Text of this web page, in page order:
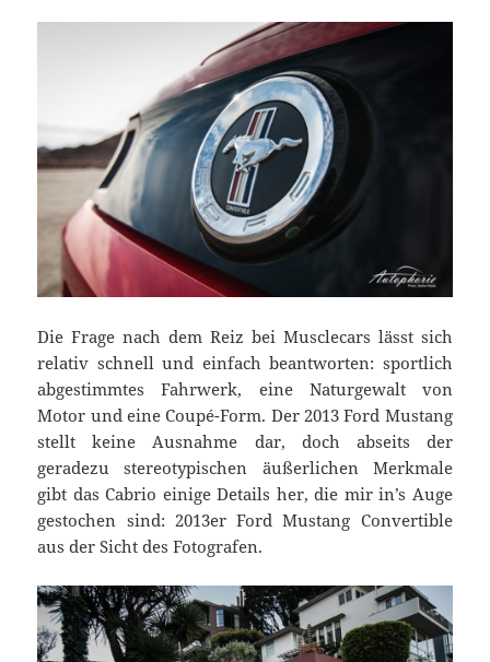
Die Frage nach dem Reiz bei Musclecars lässt sich
relativ schnell und einfach beantworten: sportlich
abgestimmtes Fahrwerk, eine Naturgewalt von
Motor und eine Coupé-Form. Der 2013 Ford Mustang
stellt keine Ausnahme dar, doch abseits der
geradezu stereotypischen äußerlichen Merkmale
gibt das Cabrio einige Details her, die mir in’s Auge
gestochen sind: 2013er Ford Mustang Convertible
aus der Sicht des Fotografen.